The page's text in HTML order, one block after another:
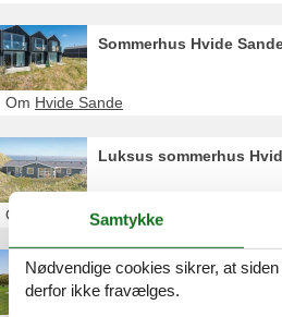
Sommerhus Hvide
Om Hvide Sande
Luksus sommerhus
Om Hvide Sande
Sommerhus Hvide
Samtykke
Nødvendige cookies sikrer, at
derfor ikke fravælges.